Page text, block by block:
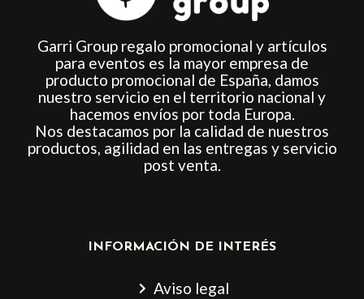
Garri Group regalo promocional y artículos
para eventos es la mayor empresa de
producto promocional de España, damos
nuestro servicio en el territorio nacional y
hacemos envíos por toda Europa.
Nos destacamos por la calidad de nuestros
productos, agilidad en las entregas y servicio
post venta.
INFORMACIÓN DE INTERÉS
Aviso legal